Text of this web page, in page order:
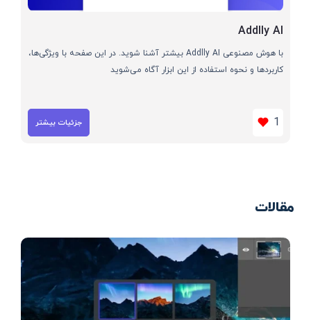
Addlly AI
با هوش مصنوعی Addlly AI بیشتر آشنا شوید. در این صفحه با ویژگی‌ها،
کاربردها و نحوه استفاده از این ابزار آگاه می‌شوید
1 جزئیات بیشتر
مقالات